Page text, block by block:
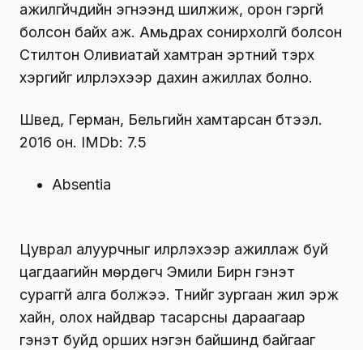
ажилгүйчүүдийн эгнээнд шилжиж, орон гэргүй
болсон байх аж. Амьдрах сонирхолгүй болсон
Стилтон Оливиатай хамтран эртний тэрхүү
хэргийг илрүүлэхээр дахин ажиллах болно.
Швед, Герман, Бельгийн хамтарсан бүтээл.
2016 он. IMDb: 7.5
Absentia
Цуврал алуурчныг илрүүлэхээр ажиллаж буй
цагдаагийн мөрдөгч Эмили Бирн гэнэт
сураггүй алга болжээ. Түүнийг зургаан жил эрж
хайн, олох найдвар тасарсны дараагаар
гэнэт буйд орших нэгэн байшинд байгааг